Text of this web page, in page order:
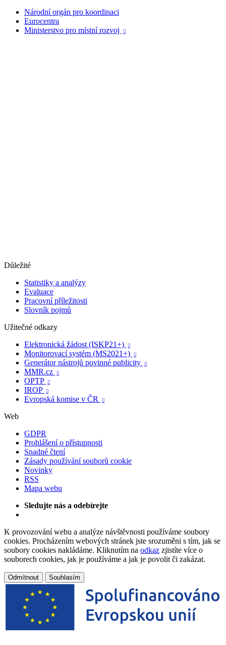
Národní orgán pro koordinaci
Eurocentra
Ministerstvo pro místní rozvoj

Důležité
Statistiky a analýzy
Evaluace
Pracovní příležitosti
Slovník pojmů
Užitečné odkazy
Elektronická žádost (ISKP21+)

Monitorovací systém (MS2021+) 
Generátor nástrojů povinné publicity 
MMR.cz 
OPTP 
IROP 
Evropská komise v ČR 
Web
GDPR
Prohlášení o přístupnosti
Snadné čtení
Zásady používání souborů cookie
Novinky
RSS
Mapa webu
Sledujte nás a odebírejte
K provozování webu a analýze návštěvnosti používáme soubory
cookies. Procházením webových stránek jste srozuměni s tím, jak se
soubory cookies nakládáme. Kliknutím na odkaz zjistíte více o
souborech cookies, jak je používáme a jak je povolit či zakázat.
Odmítnout Souhlasím